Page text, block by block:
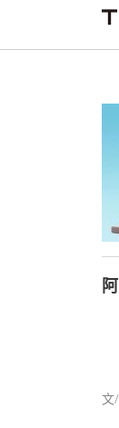
联系
文/